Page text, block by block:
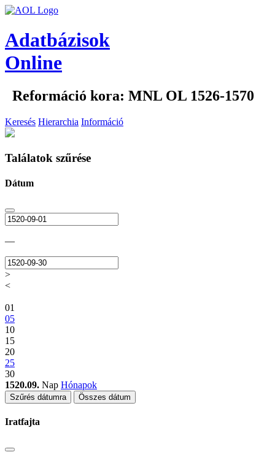
Adatbázisok
Online
Reformáció kora: MNL OL 1526-1570
Keresés Hierarchia Információ
Találatok szűrése
Dátum
—
>
<
01
05
10
15
20
25
30
1520.09. Nap Hónapok
Szűrés dátumra Összes dátum
Iratfajta